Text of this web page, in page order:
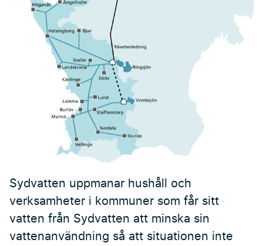
Sydvatten uppmanar hushåll och
verksamheter i kommuner som får sitt
vatten från Sydvatten att minska sin
vattenanvändning så att situationen inte